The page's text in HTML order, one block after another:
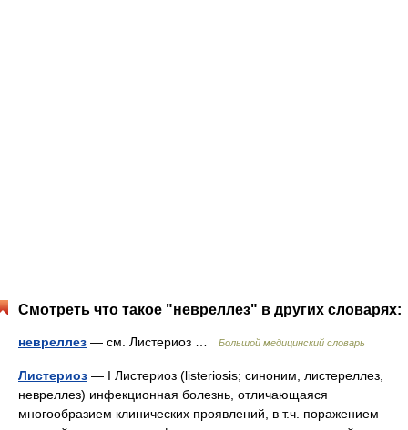
Смотреть что такое "невреллез" в других словарях:
невреллез — см. Листериоз … Большой медицинский словарь
Листериоз — I Листериоз (listeriosis; синоним, листереллез,
невреллез) инфекционная болезнь, отличающаяся
многообразием клинических проявлений, в т.ч. поражением